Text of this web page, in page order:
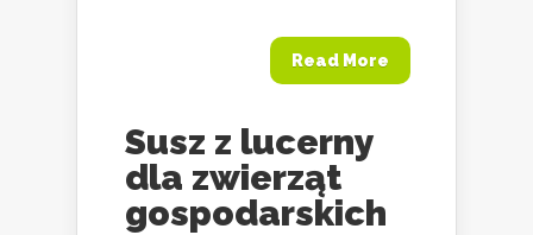
Read More
Susz z lucerny
dla zwierząt
gospodarskich